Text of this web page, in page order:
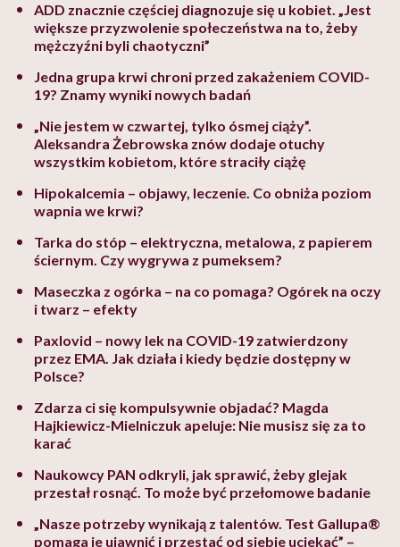
ADD znacznie częściej diagnozuje się u kobiet. „Jest
większe przyzwolenie społeczeństwa na to, żeby
mężczyźni byli chaotyczni”
Jedna grupa krwi chroni przed zakażeniem COVID-
19? Znamy wyniki nowych badań
„Nie jestem w czwartej, tylko ósmej ciąży”.
Aleksandra Żebrowska znów dodaje otuchy
wszystkim kobietom, które straciły ciążę
Hipokalcemia – objawy, leczenie. Co obniża poziom
wapnia we krwi?
Tarka do stóp – elektryczna, metalowa, z papierem
ściernym. Czy wygrywa z pumeksem?
Maseczka z ogórka – na co pomaga? Ogórek na oczy
i twarz – efekty
Paxlovid – nowy lek na COVID-19 zatwierdzony
przez EMA. Jak działa i kiedy będzie dostępny w
Polsce?
Zdarza ci się kompulsywnie objadać? Magda
Hajkiewicz-Mielniczuk apeluje: Nie musisz się za to
karać
Naukowcy PAN odkryli, jak sprawić, żeby glejak
przestał rosnąć. To może być przełomowe badanie
„Nasze potrzeby wynikają z talentów. Test Gallupa®
pomaga je ujawnić i przestać od siebie uciekać” –